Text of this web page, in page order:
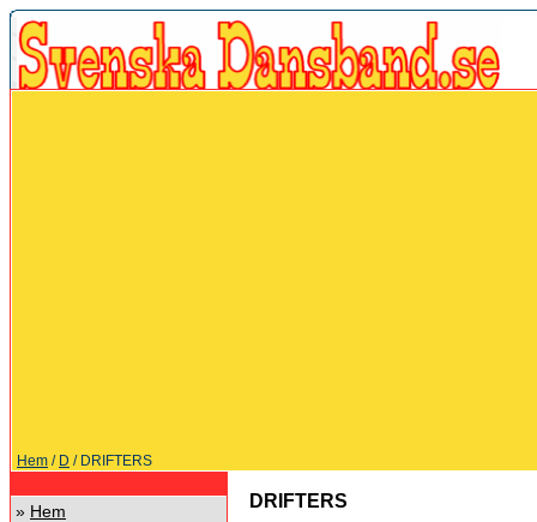
Hem / D / DRIFTERS
» Hem
DRIFTERS